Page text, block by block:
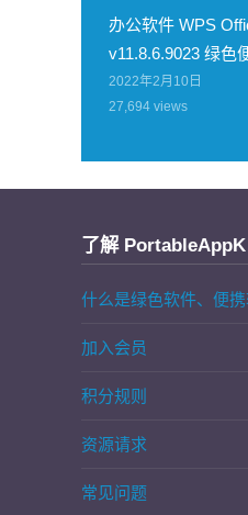
办公软件 WPS
v11.8.6.9023 绿色
2022年2月10日
27,694 views
了解 PortableAppK
什么是绿色软件、便携
加入会员
积分规则
资源请求
常见问题